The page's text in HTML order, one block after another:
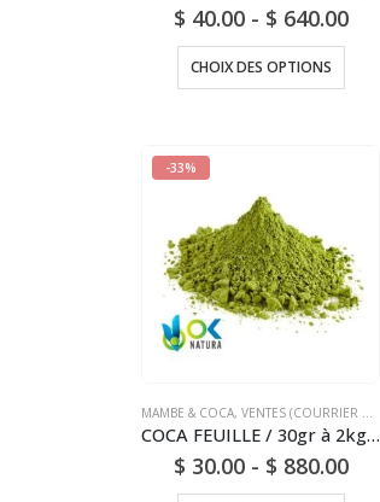
$ 40.00 - $ 640.00
CHOIX DES OPTIONS
-33%
MAMBE & COCA, VENTES (COURRIER NATIONAL)
COCA FEUILLE / 30gr à 2kg / - (Erythroxylum coca) Poudre - Thé Coca
$ 30.00 - $ 880.00